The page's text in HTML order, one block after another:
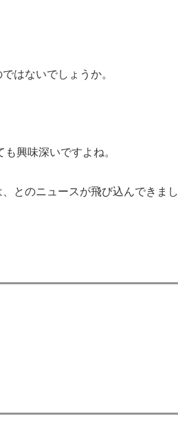
はないでしょうか。
興味深いですよね。
とのニュースが飛び込んできまし